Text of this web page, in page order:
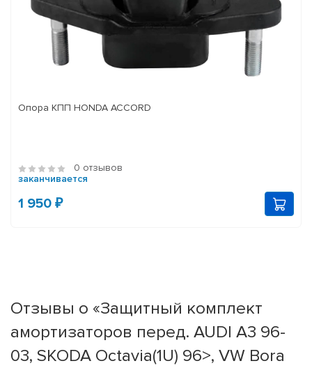
Опора КПП HONDA ACCORD
0 отзывов
заканчивается
1 950 ₽
Отзывы о «Защитный комплект
амортизаторов перед. AUDI A3 96-
03, SKODA Octavia(1U) 96>, VW Bora